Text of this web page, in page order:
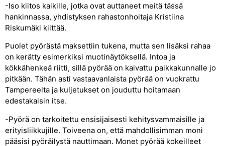
-Iso kiitos kaikille, jotka ovat auttaneet meitä tässä
hankinnassa, yhdistyksen rahastonhoitaja Kristiina
Riskumäki kiittää.
Puolet pyörästä maksettiin tukena, mutta sen lisäksi rahaa
on kerätty esimerkiksi muotinäytöksellä. Intoa ja
kökkähenkeä riitti, sillä pyörää on kaivattu paikkakunnalle jo
pitkään. Tähän asti vastaavanlaista pyörää on vuokrattu
Tampereelta ja kuljetukset on jouduttu hoitamaan
edestakaisin itse.
-Pyörä on tarkoitettu ensisijaisesti kehitysvammaisille ja
erityisliikkujille. Toiveena on, että mahdollisimman moni
pääsisi pyöräilystä nauttimaan. Monet pyörää kokeilleet